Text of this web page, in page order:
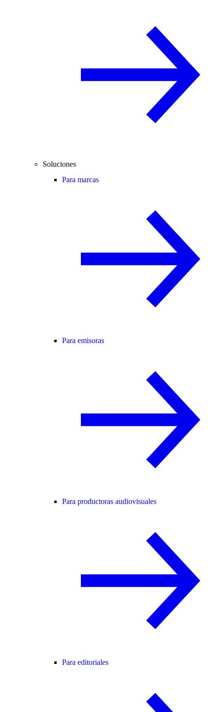
Soluciones
Para marcas
Para emisoras
Para productoras audiovisuales
Para editoriales